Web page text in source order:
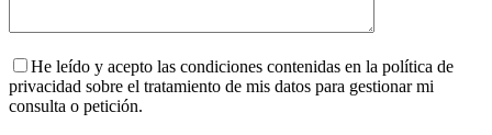
He leído y acepto las condiciones contenidas en la política de
privacidad sobre el tratamiento de mis datos para gestionar mi
consulta o petición.